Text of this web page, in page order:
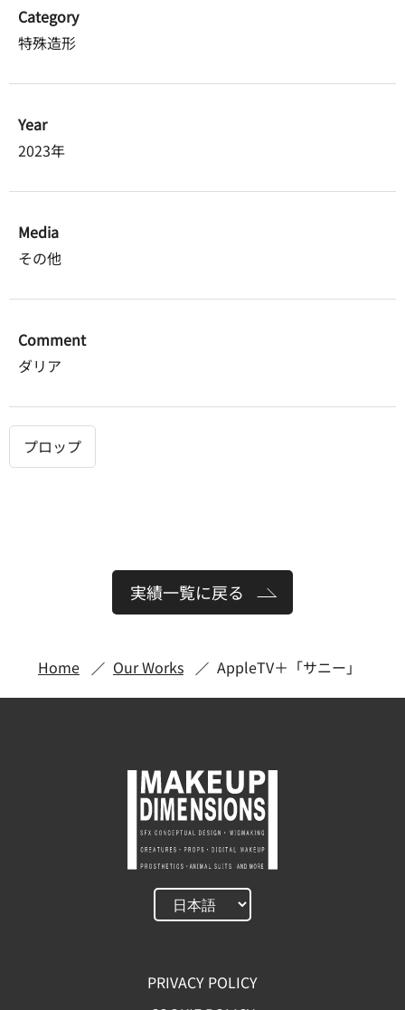
Category
特殊造形
Year
2023年
Media
その他
Comment
ダリア
プロップ
実績一覧に戻る
Home Our Works AppleTV＋「サニー」
PRIVACY POLICY